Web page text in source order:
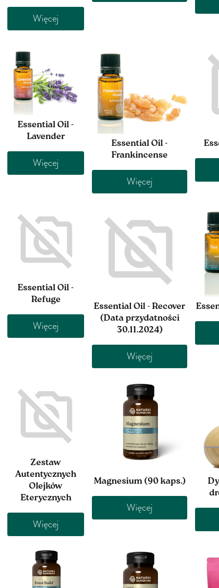
Więcej
Essential Oil -
Lavender
Więcej
Essential Oil -
Frankincense
Więcej
Essential Oil -
Refuge
Więcej
Essential Oil - Recover
(Data przydatności
30.11.2024)
Więcej
Zestaw
Autentycznych
Olejków
Eterycznych
Więcej
Magnesium (90 kaps.)
Więcej